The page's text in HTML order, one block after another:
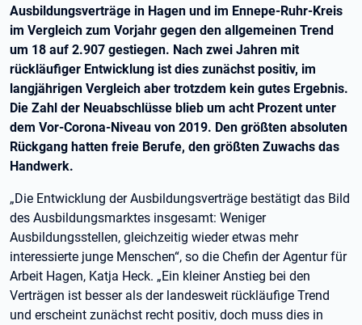
Ausbildungsverträge in Hagen und im Ennepe-Ruhr-Kreis
im Vergleich zum Vorjahr gegen den allgemeinen Trend
um 18 auf 2.907 gestiegen. Nach zwei Jahren mit
rückläufiger Entwicklung ist dies zunächst positiv, im
langjährigen Vergleich aber trotzdem kein gutes Ergebnis.
Die Zahl der Neuabschlüsse blieb um acht Prozent unter
dem Vor-Corona-Niveau von 2019. Den größten absoluten
Rückgang hatten freie Berufe, den größten Zuwachs das
Handwerk.
„Die Entwicklung der Ausbildungsverträge bestätigt das Bild
des Ausbildungsmarktes insgesamt: Weniger
Ausbildungsstellen, gleichzeitig wieder etwas mehr
interessierte junge Menschen“, so die Chefin der Agentur für
Arbeit Hagen, Katja Heck. „Ein kleiner Anstieg bei den
Verträgen ist besser als der landesweit rückläufige Trend
und erscheint zunächst recht positiv, doch muss dies in